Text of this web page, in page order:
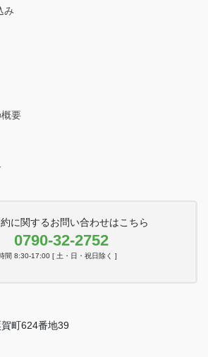
み
要
に関するお問い合わせはこちら
0790-32-2752
間 8:30-17:00 [ 土・日・祝日除く ]
町624番地39